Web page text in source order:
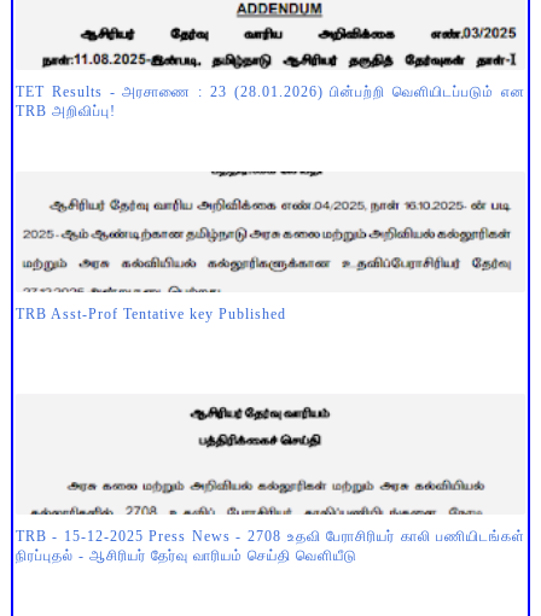
TET Results - அரசாணை : 23 (28.01.2026) பின்பற்றி வெளியிடப்படும் என
TRB அறிவிப்பு!
TRB Asst-Prof Tentative key Published
TRB - 15-12-2025 Press News - 2708 உதவி பேராசிரியர் காலி பணியிடங்கள்
நிரப்புதல் - ஆசிரியர் தேர்வு வாரியம் செய்தி வெளியீடு